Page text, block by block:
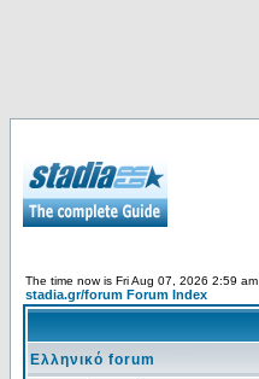
The time now is Fri Aug 07, 2026 2:59 am
stadia.gr/forum Forum Index
Ελληνικό forum